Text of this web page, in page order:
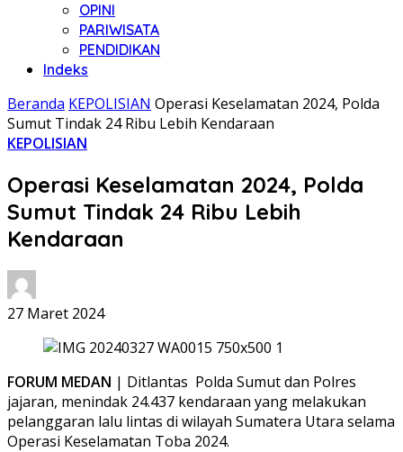
OPINI
PARIWISATA
PENDIDIKAN
Indeks
Beranda KEPOLISIAN Operasi Keselamatan 2024, Polda
Sumut Tindak 24 Ribu Lebih Kendaraan
KEPOLISIAN
Operasi Keselamatan 2024, Polda
Sumut Tindak 24 Ribu Lebih
Kendaraan
27 Maret 2024
FORUM MEDAN | Ditlantas Polda Sumut dan Polres
jajaran, menindak 24.437 kendaraan yang melakukan
pelanggaran lalu lintas di wilayah Sumatera Utara selama
Operasi Keselamatan Toba 2024.